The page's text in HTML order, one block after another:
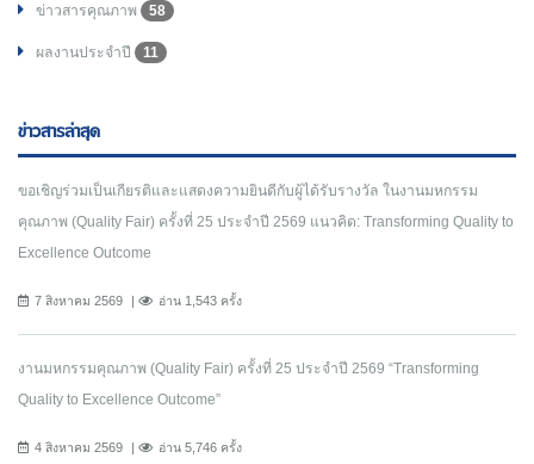
ข่าวสารคุณภาพ 58
ผลงานประจำปี 11
ข่าวสารล่าสุด
ขอเชิญร่วมเป็นเกียรติและแสดงความยินดีกับผู้ได้รับรางวัล ในงานมหกรรม
คุณภาพ (Quality Fair) ครั้งที่ 25 ประจำปี 2569 แนวคิด: Transforming Quality to
Excellence Outcome
7 สิงหาคม 2569 อ่าน 1,543 ครั้ง
งานมหกรรมคุณภาพ (Quality Fair) ครั้งที่ 25 ประจำปี 2569 “Transforming
Quality to Excellence Outcome”
4 สิงหาคม 2569 อ่าน 5,746 ครั้ง